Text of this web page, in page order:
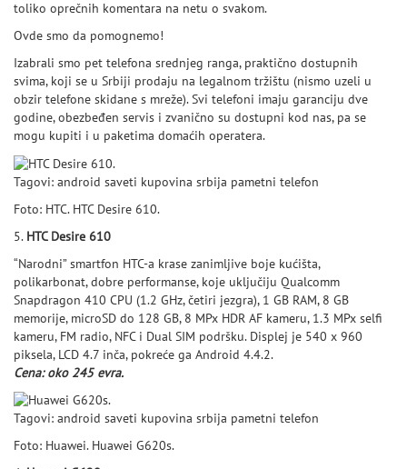
toliko oprečnih komentara na netu o svakom.
Ovde smo da pomognemo!
Izabrali smo pet telefona srednjeg ranga, praktično dostupnih
svima, koji se u Srbiji prodaju na legalnom tržištu (nismo uzeli u
obzir telefone skidane s mreže). Svi telefoni imaju garanciju dve
godine, obezbeđen servis i zvanično su dostupni kod nas, pa se
mogu kupiti i u paketima domaćih operatera.
Tagovi: android saveti kupovina srbija pametni telefon
Foto: HTC. HTC Desire 610.
5. HTC Desire 610
“Narodni” smartfon HTC-a krase zanimljive boje kućišta,
polikarbonat, dobre performanse, koje uključiju Qualcomm
Snapdragon 410 CPU (1.2 GHz, četiri jezgra), 1 GB RAM, 8 GB
memorije, microSD do 128 GB, 8 MPx HDR AF kameru, 1.3 MPx selfi
kameru, FM radio, NFC i Dual SIM podršku. Displej je 540 x 960
piksela, LCD 4.7 inča, pokreće ga Android 4.4.2.
Cena: oko 245 evra.
Tagovi: android saveti kupovina srbija pametni telefon
Foto: Huawei. Huawei G620s.